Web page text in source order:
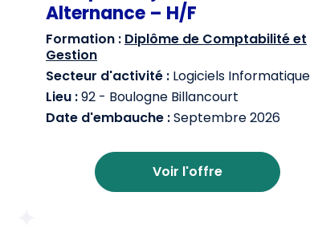
Alternance – H/F
Formation : Diplôme de Comptabilité et
Gestion
Secteur d'activité : Logiciels Informatique
Lieu :92 - Boulogne Billancourt
Date d'embauche :Septembre 2026
Voir l'offre